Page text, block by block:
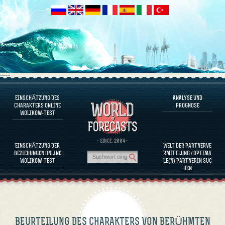
----
EINSCHÄTZUNG DES
CHARAKTERS ONLINE
WOLIKOW-TEST
EINSCHÄTZUNG DER
BEZIEHUNGEN ONLINE
WOLIKOW-TEST
· SINCE. 2004 ·
ANALYSE UND
PROGNOSE
WELT DER PARTNERVE
RMITTLUNG / OPTIMA
LE(N) PARTNERIN SUC
HEN
ÜBER DAS PROGRAMM
CHARAKTER JETZT EINSCHÄTZEN
BEURTEILUNG DES CHARAKTERS VON BERÜHMTEN PERSÖNLICHKEITEN
ÜBER DAS PROGRAMM
KOMPATIBILITÄT DER PARTNERINNEN EINSCHÄTZEN
ANALYSE UND PROGNOSE
BEURTEILUNG DES CHARAKTERS VON BERÜHMTEN